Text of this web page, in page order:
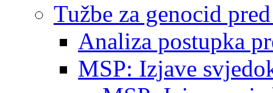
Tužbe za genocid
Analiza postupka
MSP: Izjave